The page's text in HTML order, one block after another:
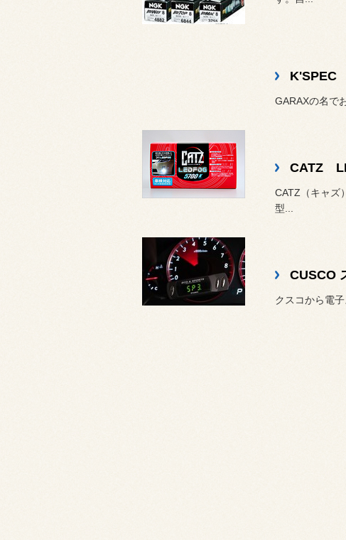
K'SPEC
GARAXの名で
CATZ
CATZ（キャズ
型...
CUSCO
クスコから電